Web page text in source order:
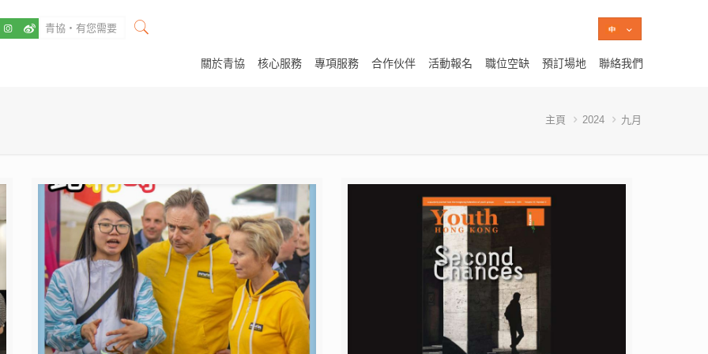
關於青協 核心服務 專項服務 合作伙伴 活動報名 職位空缺 預訂場地 聯絡我們
主頁 2024 九月